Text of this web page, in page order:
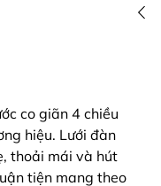
co giãn 4 chiều
hiệu. Lưới đàn
thoải mái và hút
tiện mang theo